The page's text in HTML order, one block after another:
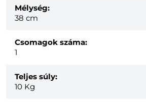
Mélység:
38 cm
Csomagok száma:
1
Teljes súly:
10 Kg